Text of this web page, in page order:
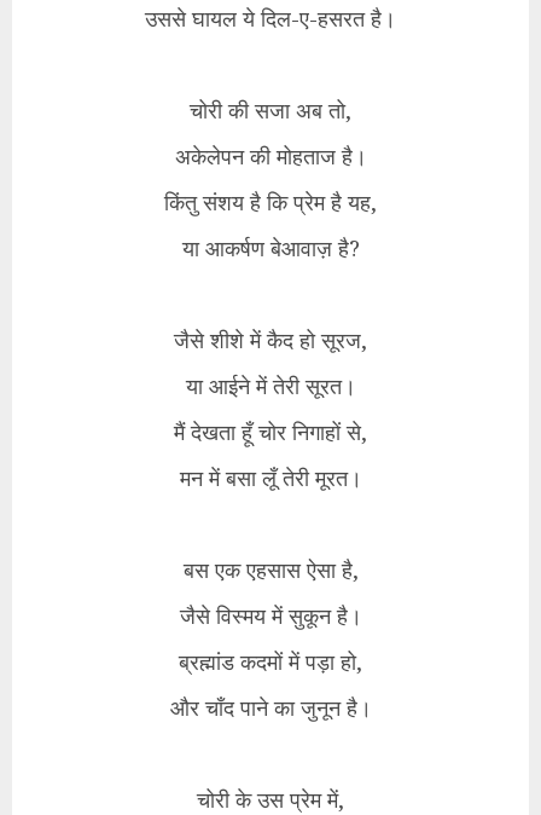
उससे घायल ये दिल-ए-हसरत है।
​चोरी की सजा अब तो,
अकेलेपन की मोहताज है।
किंतु संशय है कि प्रेम है यह,
या आकर्षण बेआवाज़ है?
​जैसे शीशे में कैद हो सूरज,
या आईने में तेरी सूरत।
मैं देखता हूँ चोर निगाहों से,
मन में बसा लूँ तेरी मूरत।
​बस एक एहसास ऐसा है,
जैसे विस्मय में सुकून है।
ब्रह्मांड कदमों में पड़ा हो,
और चाँद पाने का जुनून है।
​चोरी के उस प्रेम में,